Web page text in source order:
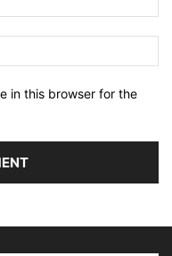
in this browser for the